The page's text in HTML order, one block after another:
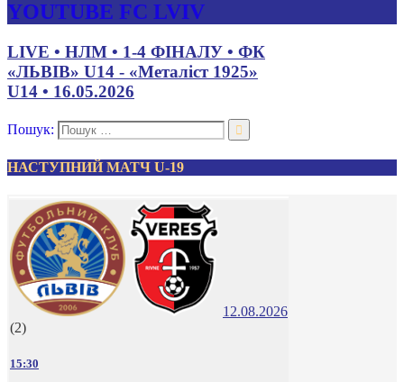
YOUTUBE FC LVIV
LIVE • НЛМ • 1-4 ФІНАЛУ • ФК
«ЛЬВІВ» U14 - «Металіст 1925»
U14 • 16.05.2026
Пошук:
НАСТУПНИЙ МАТЧ U-19
12.08.2026
(2)
15:30